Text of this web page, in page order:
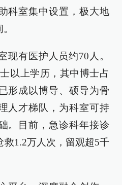
科室集中设置，极大地
现有医护人员约70人。
以上学历，其中博士占
形成以博导、硕导为骨
人才梯队，为科室可持
。目前，急诊科年接诊
救1.2万人次，留观超5千